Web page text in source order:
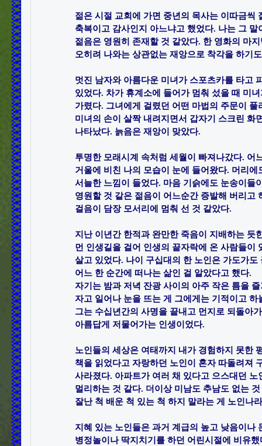
젊은 시절 교회에 가면 중년의 목사는 이따금씩
축복이고 감사인지 아느냐고 했었다. 나는 그
젊음은 영원히 존재할 것 같았다. 한 영화의 마
오히려 나와는 상관없는 재앙으로 착각을 하기
멋진 남자와 아름다운 미녀가 스포츠카를 타고
있었다. 차가 휴계소에 들어가 멈춰 섰을 때 미
가렸다. 그녀에게 걸렸던 어떤 마법의 주문이
미녀의 손이 살짝 내려지면서 갑자기 스크린 화
나타났다. 늙음은 재앙이 맞았다. ​
투명한 모래시계 속처럼 세월이 빠져나갔다. 어
거울에 비친 나의 모습이 눈에 들어왔다. 머리
서늘한 느낌이 들었다. 마음 기슭에도 눈송이들
영원할 것 같은 젊음이 어느순간 증발해 버리고
걸음이 담장 모서리에 멈춰 선 것 같았다. ​
지난 이년간 한적과 완만한 죽음이 지배하는 듯
먼 인생길을 걸어 인생의 끝자락에 온 사람들이
살고 있었다. 나이 구십대의 한 노인은 가도가
어느 한 순간에 떠나는 삶인 걸 알았다고 했다.
자기는 밤과 저녁 잔광 사이의 아주 작은 틈을
자고 일어나 눈을 뜨는 게 그에게는 기적이고
그는 수십년간의 사명을 끝내고 먼지로 되돌아
아름답게 저물어가는 인생이었다.​
노인들의 세상은 여태까지 내가 경험하지 못한
책을 읽었다고 자랑하던 노인이 혼자 따돌려져
사라졌다.​ 아파트가 여러 채 있다고 으스대던
멀리하는 것 같다. 더이상 미남도 추남도 없는
잘난 척 배운 척 있는 척 하지 말라는 게 노인나
지혜 있는 노인들은 과거 계급의 높고 낮음이나
병정놀이나 딱지치기를 하던 어린시절에 비유